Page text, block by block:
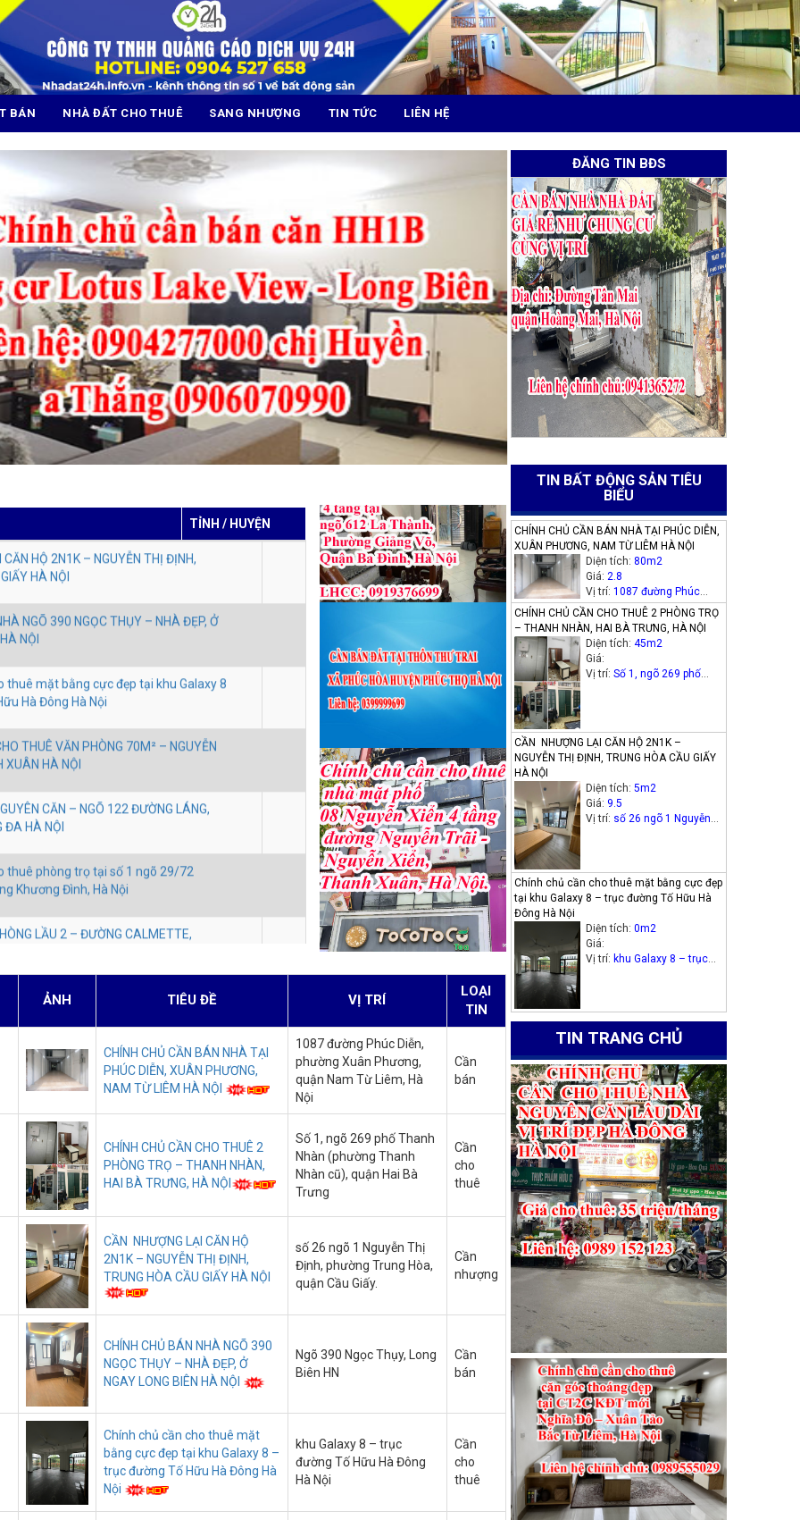
BÁN NHÀ ĐẤT CHO THUÊ SANG NHƯỢNG TIN TỨC LIÊN HỆ
ĐĂNG TIN BĐS
TỈNH / HUYỆN
NHÀ TẠI PHÚC DIỄN, XUÂN PHƯƠNG,
THUÊ 2 PHÒNG TRỌ – THANH NHÀN,
NỘI
CĂN HỘ 2N1K – NGUYỄN THỊ ĐỊNH,
HÀ NỘI
NGÕ 390 NGỌC THỤY – NHÀ ĐẸP, Ở
NỘI
thuê mặt bằng cực đẹp tại khu Galaxy 8
Hà Đông Hà Nội
THUÊ VĂN PHÒNG 70M² – NGUYỄN
XUÂN HÀ NỘI
CĂN – NGÕ 122 ĐƯỜNG LÁNG,
HÀ NỘI
thuê phòng trọ tại số 1 ngõ 29/72
Khương Đình, Hà Nội
LẦU 2 – ĐƯỜNG CALMETTE,
QUẬN 1 TPHCM
XƯỞNG + NHÀ + ĐẤT TRỐNG –
THUÊ NHÀ MỚI MẶT TIỀN RỘNG –
HÀ NỘI
– NHÀ MỚI XÂY – ĐẠI THANH,
CAFE & COCKTAIL BAR +
TÂM HÀ NỘI
TRONG NHÀ NGUYÊN CĂN – TÂY
HÀ NỘI
TẦNG 1 – NGAY CỔNG SAU ĐH
HN
TRỌ RỘNG 41M² – CÓ GÁC – RIÊNG
THẠNH TPHCM
TRỌ GIÁ RẺ – TIỆN NGHI NGAY
ĐA HÀ NỘI
CĂN MỚI XÂY – FULL ĐỒ – VÀO
LIÊM HÀ NỘI
ẢNH TIÊU ĐỀ VỊ TRÍ
LOẠI
TIN
CHÍNH CHỦ CẦN BÁN NHÀ TẠI
PHÚC DIỄN, XUÂN PHƯƠNG,
NAM TỪ LIÊM HÀ NỘI
1087 đường Phúc Diễn,
phường Xuân Phương,
quận Nam Từ Liêm, Hà
Nội
Cần
bán
CHÍNH CHỦ CẦN CHO THUÊ 2
PHÒNG TRỌ – THANH NHÀN,
HAI BÀ TRƯNG, HÀ NỘI
Số 1, ngõ 269 phố Thanh
Nhàn (phường Thanh
Nhàn cũ), quận Hai Bà
Trưng
Cần
cho
thuê
CẦN NHƯỢNG LẠI CĂN HỘ
2N1K – NGUYỄN THỊ ĐỊNH,
TRUNG HÒA CẦU GIẤY HÀ NỘI
số 26 ngõ 1 Nguyễn Thị
Định, phường Trung Hòa,
quận Cầu Giấy.
Cần
nhượng
CHÍNH CHỦ BÁN NHÀ NGÕ 390
NGỌC THỤY – NHÀ ĐẸP, Ở
NGAY LONG BIÊN HÀ NỘI
Ngõ 390 Ngọc Thụy, Long
Biên HN
Cần
bán
Chính chủ cần cho thuê mặt
bằng cực đẹp tại khu Galaxy 8 –
trục đường Tố Hữu Hà Đông Hà
Nội
khu Galaxy 8 – trục
đường Tố Hữu Hà Đông
Hà Nội
Cần
cho
thuê
TIN BẤT ĐỘNG SẢN TIÊU
BIỂU
CHÍNH CHỦ CẦN BÁN NHÀ TẠI PHÚC DIỄN,
XUÂN PHƯƠNG, NAM TỪ LIÊM HÀ NỘI
Diện tích:80m2
Giá:2.8
Vị trí:1087 đường Phúc
Diễn, phường Xuân Phương,
quận Nam Từ Liêm, Hà Nội
CHÍNH CHỦ CẦN CHO THUÊ 2 PHÒNG TRỌ
– THANH NHÀN, HAI BÀ TRƯNG, HÀ NỘI
Diện tích:45m2
Giá:
Vị trí:Số 1, ngõ 269 phố
CẦN NHƯỢNG LẠI CĂN HỘ 2N1K –
NGUYỄN THỊ ĐỊNH, TRUNG HÒA CẦU GIẤY
HÀ NỘI
Diện tích:5m2
Giá: 9.5
Vị trí: số 26 ngõ 1 Nguyễn
Chính chủ cần cho thuê mặt bằng cực đẹp
tại khu Galaxy 8 – trục đường Tố Hữu Hà
Đông Hà Nội
Diện tích:0m2
Giá:
Vị trí: khu Galaxy 8 – trục
TIN TRANG CHỦ